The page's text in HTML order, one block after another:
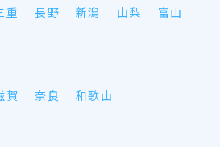
重 長野 新潟 山梨
富山
賀 奈良 和歌山